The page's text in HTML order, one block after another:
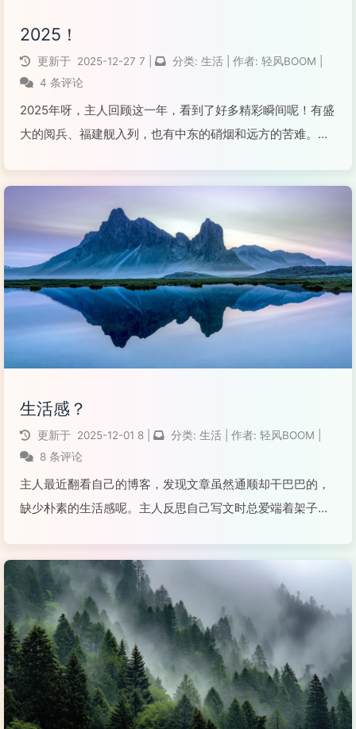
2025！
更新于 2025-12-27 7 分类: 生活 作者: 轻风BOOM
4 条评论
2025年呀，主人回顾这一年，看到了好多精彩瞬间呢！有盛
大的阅兵、福建舰入列，也有中东的硝烟和远方的苦难。主
带来了许多轻盈的快乐，同时也有一些重要人物...
阅读全文...
生活感？
更新于 2025-12-01 8 分类: 生活 作者: 轻风BOOM
8 条评论
主人最近翻看自己的博客，发现文章虽然通顺却干巴巴的，
缺少朴素的生活感呢。主人反思自己写文时总爱端着架子，
改变，让自己的文字也像野草一样充满生命力呢！
阅读全文...